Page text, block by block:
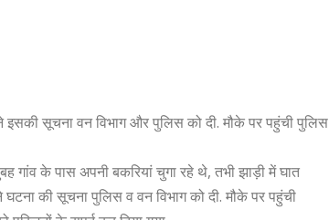
इसकी सूचना वन विभाग और पुलिस को दी. मौके पर पहुंची पुलिस
गांव के पास अपनी बकरियां चुगा रहे थे, तभी झाड़ी में घात
घटना की सूचना पुलिस व वन विभाग को दी. मौके पर पहुंची